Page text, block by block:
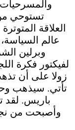
والمسرحيات
تستوحي
العلاقة
عالم
وبرلين
لفيكتور فكرة
زولا على أن
تأتي. سيذهب
باريس. لقد
وأصبحت من